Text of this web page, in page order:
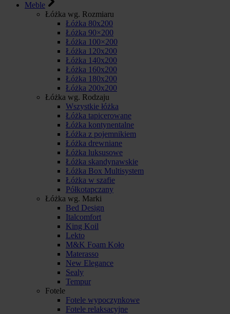
Meble
Łóżka wg. Rozmiaru
Łóżka 80x200
Łóżka 90×200
Łóżka 100×200
Łóżka 120x200
Łóżka 140x200
Łóżka 160x200
Łóżka 180x200
Łóżka 200x200
Łóżka wg. Rodzaju
Wszystkie łóżka
Łóżka tapicerowane
Łóżka kontynentalne
Łóżka z pojemnikiem
Łóżka drewniane
Łóżka luksusowe
Łóżka skandynawskie
Łóżka Box Multisystem
Łóżka w szafie
Półkotapczany
Łóżka wg. Marki
Bed Design
Italcomfort
King Koil
Lekto
M&K Foam Koło
Materasso
New Elegance
Sealy
Tempur
Fotele
Fotele wypoczynkowe
Fotele relaksacyjne